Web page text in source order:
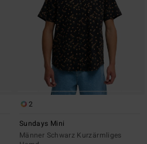
2
Sundays Mini
Männer Schwarz Kurzärmliges